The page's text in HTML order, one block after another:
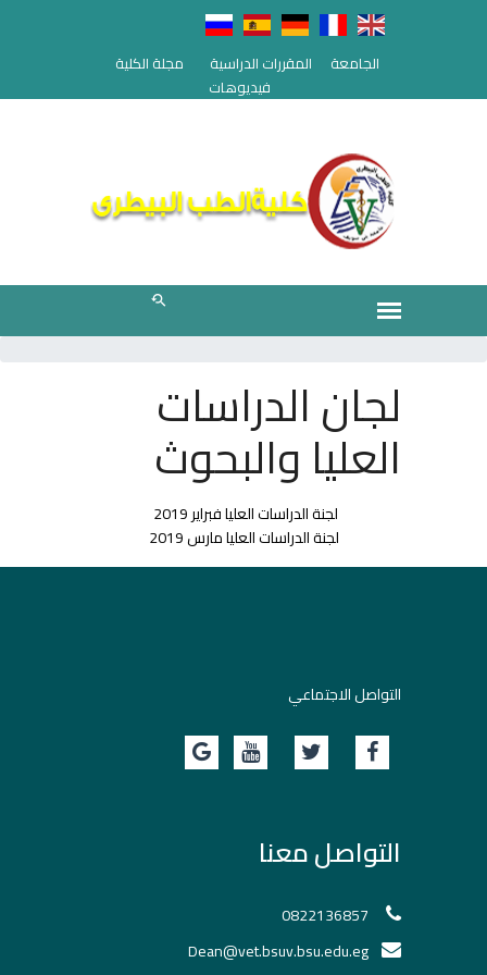
الجامعة المقررات الدراسية
مجلة الكلية
فيديوهات
لجان الدراسات
العليا والبحوث
لجنة الدراسات العليا فبراير 2019
لجنة الدراسات العليا مارس 2019
التواصل الاجتماعي
التواصل معنا
0822136857
Dean@vet.bsuv.bsu.edu.eg